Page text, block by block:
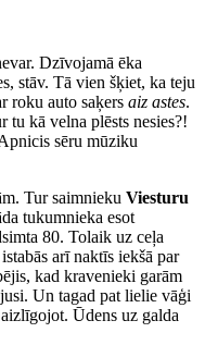
Dzīvojamā ēka
stāv. Tā vien šķiet, ka teju
roku auto saķers aiz astes.
tu kā velna plēsts nesies?!
sēru mūziku
Tur saimnieku Viesturu
tukumnieka esot
80. Tolaik uz ceļa
arī naktīs iekšā par
kad kravenieki garām
Un tagad pat lielie vāģi
Ūdens uz galda